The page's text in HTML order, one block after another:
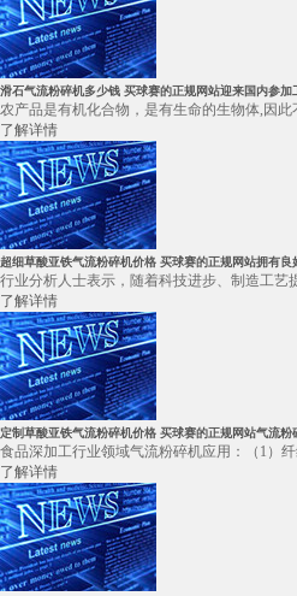
滑石气流粉碎机多少钱 买球赛的正规网站迎来国内参加
农产品是有机化合物，是有生命的生物体,因
了解详情
超细草酸亚铁气流粉碎机价格 买球赛的正规网站拥有良
行业分析人士表示，随着科技进步、制造工
了解详情
定制草酸亚铁气流粉碎机价格 买球赛的正规网站气流粉
食品深加工行业领域气流粉碎机应用：（1）
了解详情